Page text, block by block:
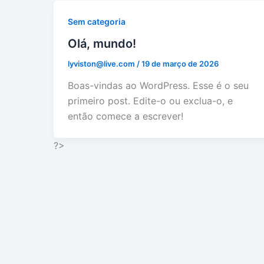
Sem categoria
Olá, mundo!
lyviston@live.com /19 de março de 2026
Boas-vindas ao WordPress. Esse é o seu
primeiro post. Edite-o ou exclua-o, e
então comece a escrever!
?>